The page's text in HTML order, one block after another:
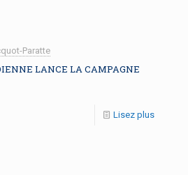
Paratte
LANCE LA CAMPAGNE
Lisez plus